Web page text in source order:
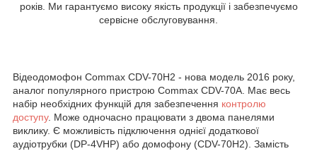
років. Ми гарантуємо високу якість продукції і забезпечуємо
сервісне обслуговування.
Відеодомофон Commax CDV-70H2 - нова модель 2016 року,
аналог популярного пристрою Commax CDV-70A. Має весь
набір необхідних функцій для забезпечення контролю
доступу. Може одночасно працювати з двома панелями
виклику. Є можливість підключення однієї додаткової
аудіотрубки (DP-4VHP) або домофону (CDV-70H2). Замість